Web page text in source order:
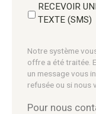
RECEVOIR
TEXTE (SMS)
Notre système
offre a été traitée.
un message vous
refusée ou si nous
Pour nous